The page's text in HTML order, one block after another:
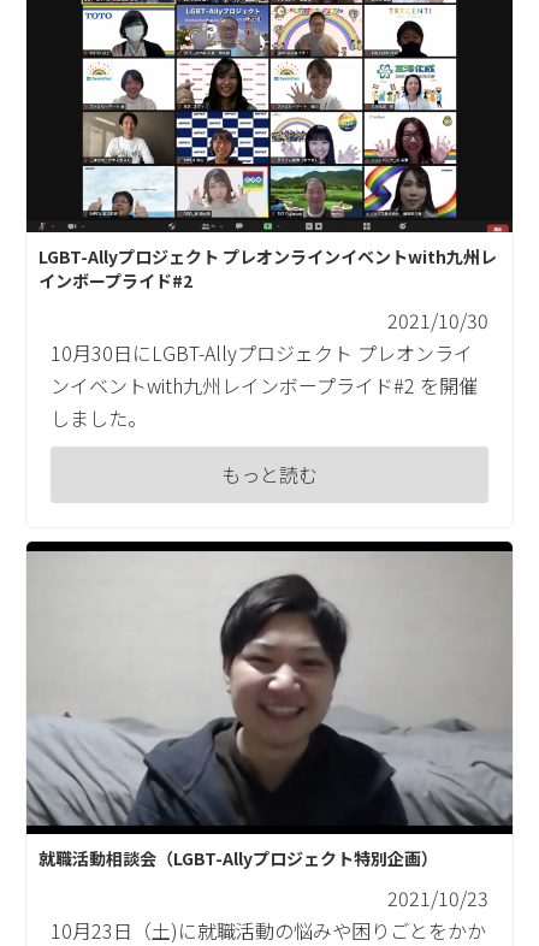
LGBT-Allyプロジェクト プレオンラインイベントwith九州レ
インボープライド#2
2021/10/30
10月30日にLGBT-Allyプロジェクト プレオンライ
ンイベントwith九州レインボープライド#2 を開催
しました。
もっと読む
就職活動相談会（LGBT-Allyプロジェクト特別企画）
2021/10/23
10月23日（土)に就職活動の悩みや困りごとをかか